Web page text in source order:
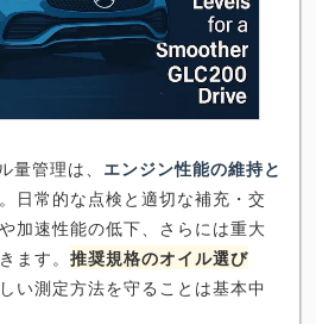
管理は、 エンジン性能の維持と
日常的な点検と適切な補充・交
加速性能の低下、さらには重大
ます。 推奨規格のオイル選び
い測定方法を守ることは基本中